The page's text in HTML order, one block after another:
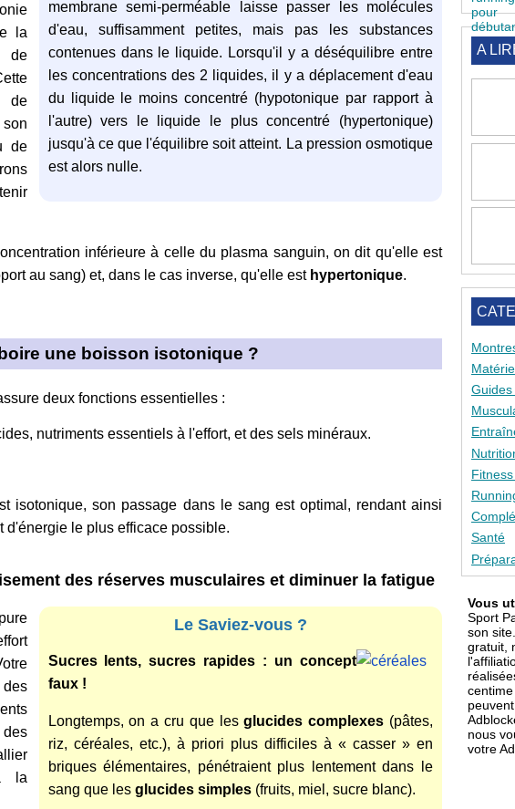
membrane semi-perméable laisse passer les molécules
d'eau, suffisamment petites, mais pas les substances
contenues dans le liquide. Lorsqu'il y a déséquilibre entre
les concentrations des 2 liquides, il y a déplacement d'eau
du liquide le moins concentré (hypotonique par rapport à
l'autre) vers le liquide le plus concentré (hypertonique)
jusqu'à ce que l'équilibre soit atteint. La pression osmotique
est alors nulle.
la
de
de
de
inférieure à celle du plasma sanguin, on dit qu'elle est
au sang) et, dans le cas inverse, qu'elle est hypertonique.
une boisson isotonique ?
deux fonctions essentielles :
nutriments essentiels à l'effort, et des sels minéraux.
isotonique, son passage dans le sang est optimal, rendant ainsi
d'énergie le plus efficace possible.
des réserves musculaires et diminuer la fatigue
Le Saviez-vous ?
Sucres lents, sucres rapides : un concept
faux !
Longtemps, on a cru que lesglucides complexes (pâtes,
riz, céréales, etc.), à priori plus difficiles à « casser » en
briques élémentaires, pénétraient plus lentement dans le
sang que les glucides simples(fruits, miel, sucre blanc).
des
des
la
A
Santé
Vous
Sport
son
gratuit,
nous
votre